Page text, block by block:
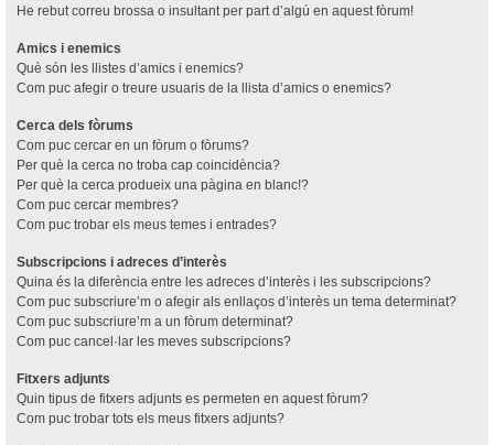
He rebut correu brossa o insultant per part d’algú en aquest fòrum!
Amics i enemics
Què són les llistes d’amics i enemics?
Com puc afegir o treure usuaris de la llista d’amics o enemics?
Cerca dels fòrums
Com puc cercar en un fòrum o fòrums?
Per què la cerca no troba cap coincidència?
Per què la cerca produeix una pàgina en blanc!?
Com puc cercar membres?
Com puc trobar els meus temes i entrades?
Subscripcions i adreces d’interès
Quina és la diferència entre les adreces d’interès i les subscripcions?
Com puc subscriure’m o afegir als enllaços d’interès un tema determinat?
Com puc subscriure’m a un fòrum determinat?
Com puc cancel·lar les meves subscripcions?
Fitxers adjunts
Quin tipus de fitxers adjunts es permeten en aquest fòrum?
Com puc trobar tots els meus fitxers adjunts?